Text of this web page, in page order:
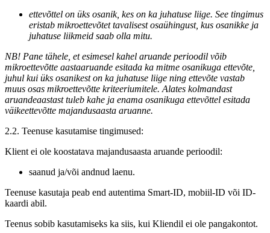
ettevõttel on üks osanik, kes on ka juhatuse liige. See tingimus
eristab mikroettevõtet tavalisest osaühingust, kus osanikke ja
juhatuse liikmeid saab olla mitu.
NB! Pane tähele, et esimesel kahel aruande perioodil võib
mikroettevõtte aastaaruande esitada ka mitme osanikuga ettevõte,
juhul kui üks osanikest on ka juhatuse liige ning ettevõte vastab
muus osas mikroettevõtte kriteeriumitele. Alates kolmandast
aruandeaastast tuleb kahe ja enama osanikuga ettevõttel esitada
väikeettevõtte majandusaasta aruanne.
2.2. Teenuse kasutamise tingimused:
Klient ei ole koostatava majandusaasta aruande perioodil:
saanud ja/või andnud laenu.
Teenuse kasutaja peab end autentima Smart-ID, mobiil-ID või ID-
kaardi abil.
Teenus sobib kasutamiseks ka siis, kui Kliendil ei ole pangakontot.